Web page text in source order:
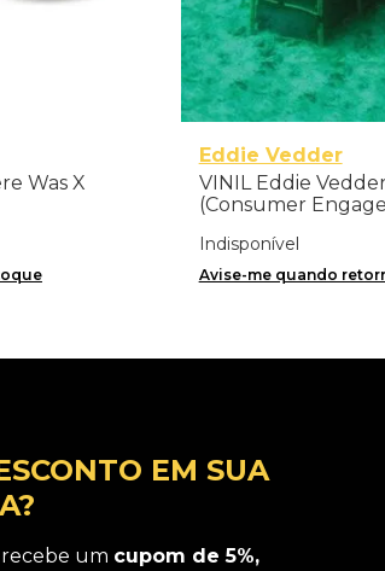
Was X
Eddie Vedder
VINIL Eddie
(Consumer
Indisponível
Avise-me quando
EM SUA
um cupom de 5%,